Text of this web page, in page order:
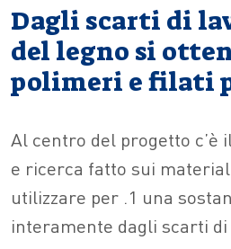
Dagli scarti di
del legno si
polimeri e filati
Al centro del progetto c’è
e ricerca fatto sui
utilizzare per .1 una
interamente dagli scarti